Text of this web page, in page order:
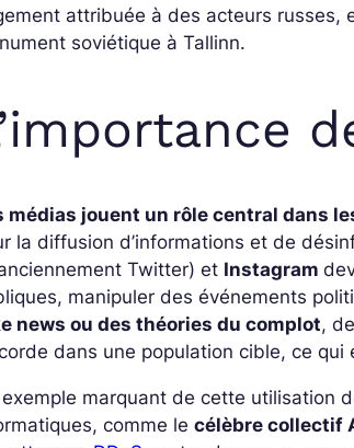
attribuée à des acteurs russes,
soviétique à Tallinn.
médias jouent un rôle central dans
la diffusion d’informations et de
Twitter) et Instagram
manipuler des événements
news ou des théories du complot,
dans une population cible, ce
marquant de cette utilisation
comme lecélèbre collectif